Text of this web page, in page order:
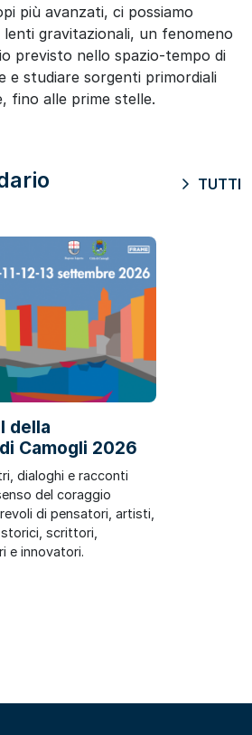
più avanzati, ci possiamo
lenti gravitazionali, un fenomeno
previsto nello spazio-tempo di
e studiare sorgenti primordiali
fino alle prime stelle.
TUTTI
della
Camogli 2026
dialoghi e racconti
del coraggio
di pensatori, artisti,
scrittori,
e innovatori.